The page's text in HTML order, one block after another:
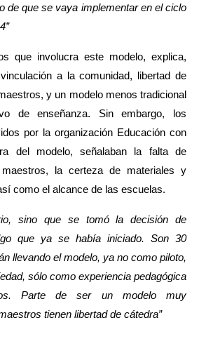
de que se vaya implementar en el ciclo
que involucra este modelo, explica,
a la comunidad, libertad de
y un modelo menos tradicional
de enseñanza. Sin embargo, los
por la organización Educación con
del modelo, señalaban la falta de
la certeza de materiales y
como el alcance de las escuelas.
sino que se tomó la decisión de
que ya se había iniciado. Son 30
llevando el modelo, ya no como piloto,
sólo como experiencia pedagógica
Parte de ser un modelo muy
tienen libertad de cátedra”